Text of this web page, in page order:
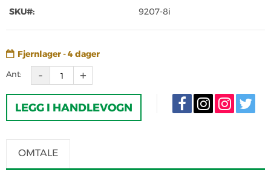
SKU#:
9207-8i
Fjernlager - 4 dager
Ant:
LEGG I HANDLEVOGN
OMTALE